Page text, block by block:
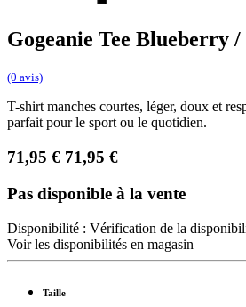
Gogeanie Tee Blueberry
(0 avis)
T-shirt manches courtes, léger, doux et
parfait pour le sport ou le quotidien.
71,95 € 71,95€
Pas disponible à la vente
Disponibilité : Vérification de la
Voir les disponibilités en magasin
Taille